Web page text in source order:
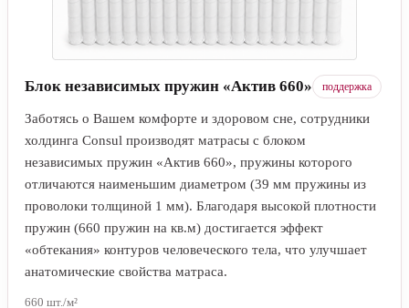
Блок независимых пружин «Актив 660» поддержка
Заботясь о Вашем комфорте и здоровом сне, сотрудники
холдинга Consul производят матрасы с блоком
независимых пружин «Актив 660», пружины которого
отличаются наименьшим диаметром (39 мм пружины из
проволоки толщиной 1 мм). Благодаря высокой плотности
пружин (660 пружин на кв.м) достигается эффект
«обтекания» контуров человеческого тела, что улучшает
анатомические свойства матраса.
660 шт./м²